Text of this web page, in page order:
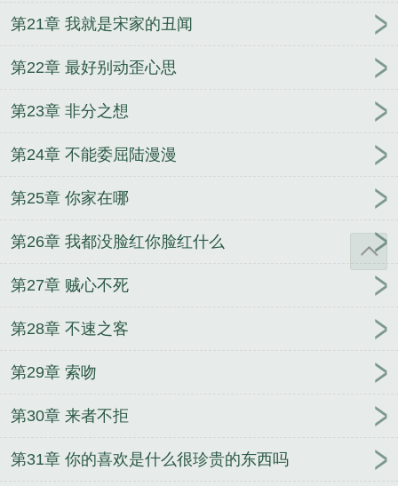
第21章 我就是宋家的丑闻
第22章 最好别动歪心思
第23章 非分之想
第24章 不能委屈陆漫漫
第25章 你家在哪
第26章 我都没脸红你脸红什么
第27章 贼心不死
第28章 不速之客
第29章 索吻
第30章 来者不拒
第31章 你的喜欢是什么很珍贵的东西吗